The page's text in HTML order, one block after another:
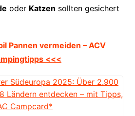
oder Katzen sollten gesichert
Pannen vermeiden – ACV
<<<
Südeuropa 2025: Über 2.900
Ländern entdecken – mit Tipps,
Campcard*